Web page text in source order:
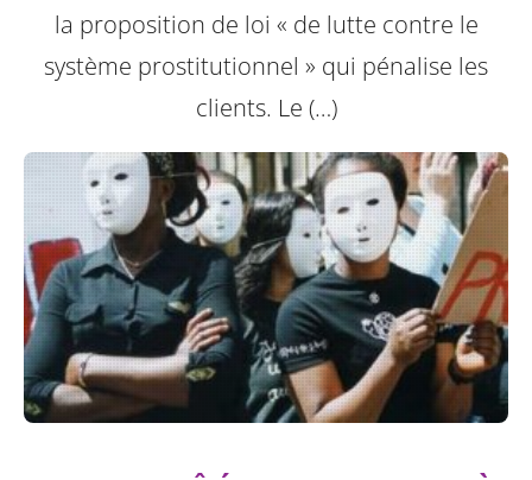
la proposition de loi « de lutte contre le
système prostitutionnel » qui pénalise les
clients. Le (…)